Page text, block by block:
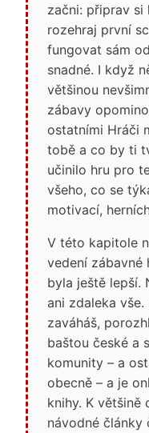
začni: připrav si
rozehraj první
fungovat sám
snadné. I když
většinou
zábavy
ostatními Hráči
tobě a co by ti
učinilo hru pro
všeho, co se
motivací,
V této kapitole
vedení zábavné
byla ještě lepší.
ani zdaleka
zaváháš,
baštou české a
komunity – a
obecně – a je
knihy. K většině
návodné